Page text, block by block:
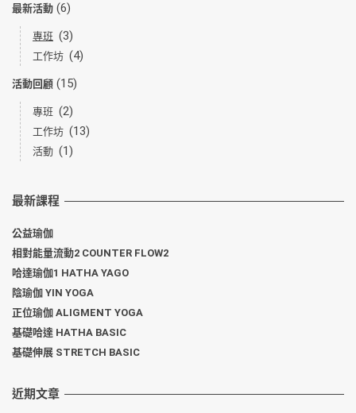
最新活動 (6)
專班 (3)
工作坊 (4)
活動回顧 (15)
專班 (2)
工作坊 (13)
活動 (1)
最新課程
公益瑜伽
相對能量流動2 COUNTER FLOW2
哈達瑜伽1 HATHA YAGO
陰瑜伽 YIN YOGA
正位瑜伽 ALIGMENT YOGA
基礎哈達 HATHA BASIC
基礎伸展 STRETCH BASIC
近期文章